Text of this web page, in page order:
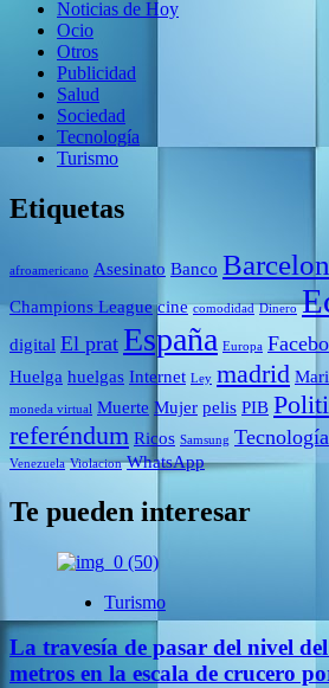
Noticias de Hoy
Ocio
Otros
Publicidad
Salud
Sociedad
Tecnología
Turismo
Etiquetas
afroamericano Asesinato Banco
Champions League cine comodidad Dinero
digital El prat España Europa
Huelga huelgas Internet Ley madrid
moneda virtual Muerte Mujer pelis PIB
referéndum Ricos Samsung Tecnología
Venezuela Violacion WhatsApp
Te pueden interesar
Turismo
La travesía de pasar del nivel
metros en la escala de crucero